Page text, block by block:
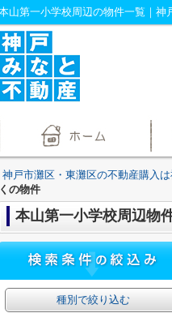
神戸市灘区・東灘区の不動産購入
くの物件
本山第一小学校周辺物
種別で絞り込む